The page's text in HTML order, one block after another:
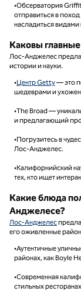
•Обсерватория
отправиться в
насладиться видами
Каковы
Лос-Анджелес
истории и науки.
•Центр Getty— это
шедеврами и
•The Broad —
и предлагающий
•Погрузитесь в
Лос-Анджелес.
•Калифорнийский
тех, кто ищет
Какие блюда
Анджелесе?
Лос-Анджелес
его оживленные
•Аутентичные
районах, как Boyle
•Современная
стильных